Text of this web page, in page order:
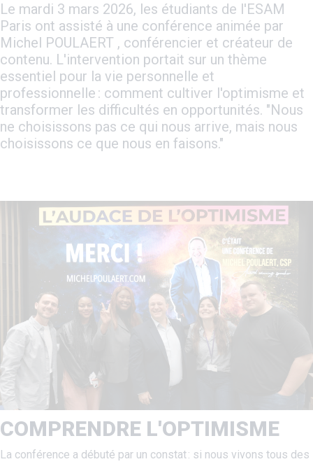
Le mardi 3 mars 2026, les étudiants de l'ESAM
Paris ont assisté à une conférence animée par
Michel POULAERT , conférencier et créateur de
contenu. L'intervention portait sur un thème
essentiel pour la vie personnelle et
professionnelle : comment cultiver l'optimisme et
transformer les difficultés en opportunités. "Nous
ne choisissons pas ce qui nous arrive, mais nous
choisissons ce que nous en faisons."
COMPRENDRE L'OPTIMISME
La conférence a débuté par un constat : si nous vivons tous des